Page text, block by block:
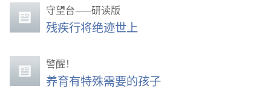
守望台——研读版
残疾行将绝迹世上
警醒！
养育有特殊需要的孩子